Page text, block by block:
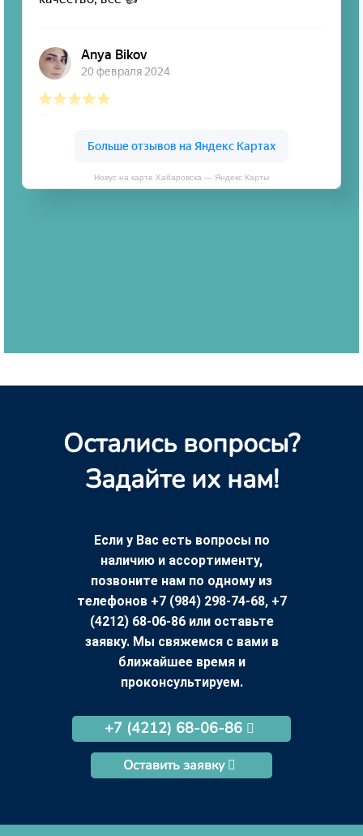
Новус на карте Хабаровска — Яндекс Карты
Остались вопросы?
Задайте их нам!
Если у Вас есть вопросы по
наличию и ассортименту,
позвоните нам по одному из
телефонов +7 (984) 298-74-68, +7
(4212) 68-06-86 или оставьте
заявку. Мы свяжемся с вами в
ближайшее время и
проконсультируем.
+7 (4212) 68-06-86
Оставить заявку